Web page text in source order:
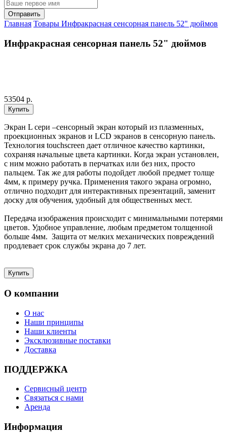
Главная Товары Инфракрасная сенсорная панель 52" дюймов
Инфракрасная сенсорная панель 52" дюймов
53504 р.
Экран L сери –сенсорный экран который из плазменных,
проекционных экранов и LCD экранов в сенсорную панель.
Технология touchscreen дает отличное качество картинки,
сохраняя начальные цвета картинки. Когда экран установлен,
с ним можно работать в перчатках или без них, просто
пальцем. Так же для работы подойдет любой предмет толще
4мм, к примеру ручка. Применения такого экрана огромно,
отлично подходит для интерактивных презентаций, заменит
доску для обучения, удобный для общественных мест.
Передача изображения происходит с минимальными потерями
цветов. Удобное управление, любым предметом толщенной
больше 4мм. Защита от мелких механических повреждений
продлевает срок службы экрана до 7 лет.
О компании
О нас
Наши принципы
Наши клиенты
Эксклюзивные поставки
Доставка
ПОДДЕРЖКА
Сервисный центр
Связаться с нами
Аренда
Информация